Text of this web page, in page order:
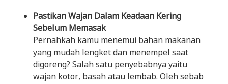
Pastikan Wajan Dalam Keadaan Kering
Sebelum Memasak
Pernahkah kamu menemui bahan makanan
yang mudah lengket dan menempel saat
digoreng? Salah satu penyebabnya yaitu
wajan kotor, basah atau lembab. Oleh sebab